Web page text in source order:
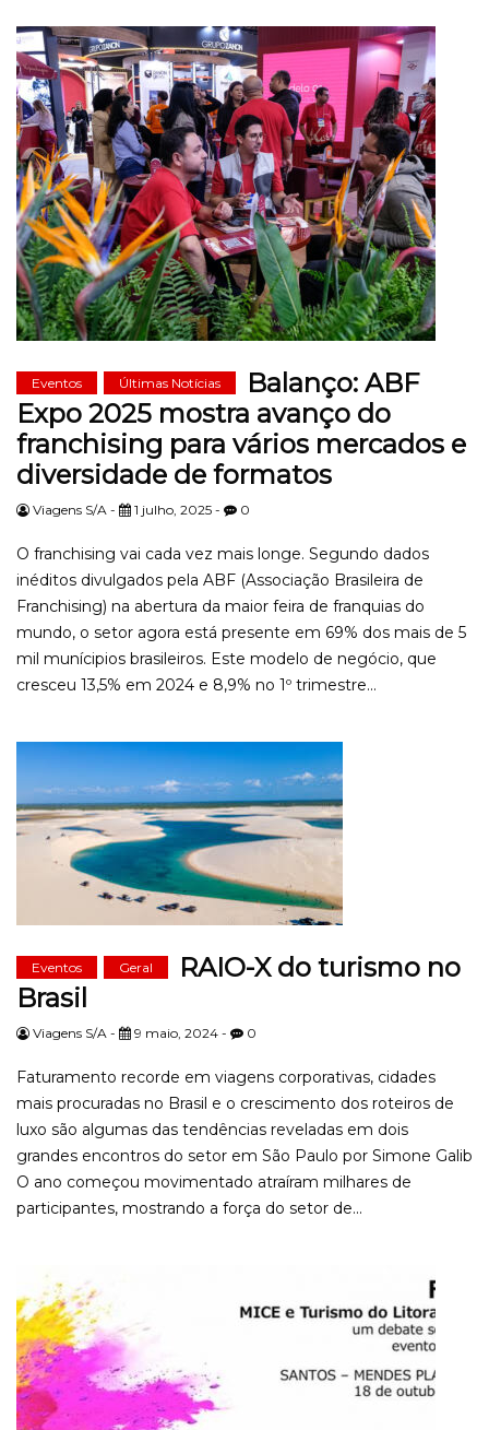
Eventos Últimas Notícias
Balanço: ABF
Expo 2025 mostra avanço do
franchising para vários mercados e
diversidade de formatos
Viagens S/A - 1 julho, 2025 - 0
O franchising vai cada vez mais longe. Segundo dados
inéditos divulgados pela ABF (Associação Brasileira de
Franchising) na abertura da maior feira de franquias do
mundo, o setor agora está presente em 69% dos mais de 5
mil munícipios brasileiros. Este modelo de negócio, que
cresceu 13,5% em 2024 e 8,9% no 1º trimestre...
Eventos Geral
RAIO-X do turismo no
Brasil
Viagens S/A - 9 maio, 2024 - 0
Faturamento recorde em viagens corporativas, cidades
mais procuradas no Brasil e o crescimento dos roteiros de
luxo são algumas das tendências reveladas em dois
grandes encontros do setor em São Paulo por Simone Galib
O ano começou movimentado atraíram milhares de
participantes, mostrando a força do setor de...